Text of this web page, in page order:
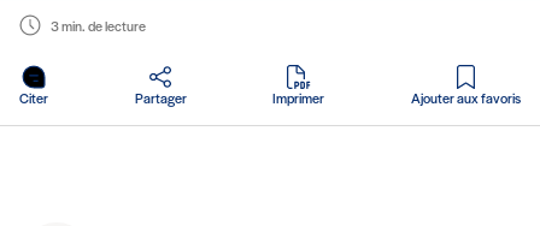
3 min. de lecture
Citer Partager Imprimer
en PDF
Ajouter aux favoris